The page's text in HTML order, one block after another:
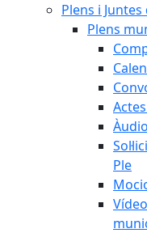
Plens i
Plens
Ple